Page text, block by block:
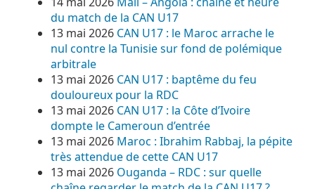
du match de la CAN U17
13 mai 2026 CAN U17 : le Maroc arrache le
nul contre la Tunisie sur fond de polémique
arbitrale
13 mai 2026 CAN U17 : baptême du feu
douloureux pour la RDC
13 mai 2026 CAN U17 : la Côte d’Ivoire
dompte le Cameroun d’entrée
13 mai 2026 Maroc : Ibrahim Rabbaj, la pépite
très attendue de cette CAN U17
13 mai 2026 Ouganda – RDC : sur quelle